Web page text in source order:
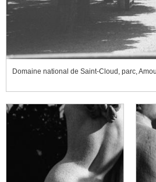
Domaine national de Saint-Cloud, parc,